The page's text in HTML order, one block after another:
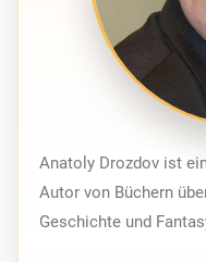
Anatoly Drozdov ist
Autor von Büchern
Geschichte und